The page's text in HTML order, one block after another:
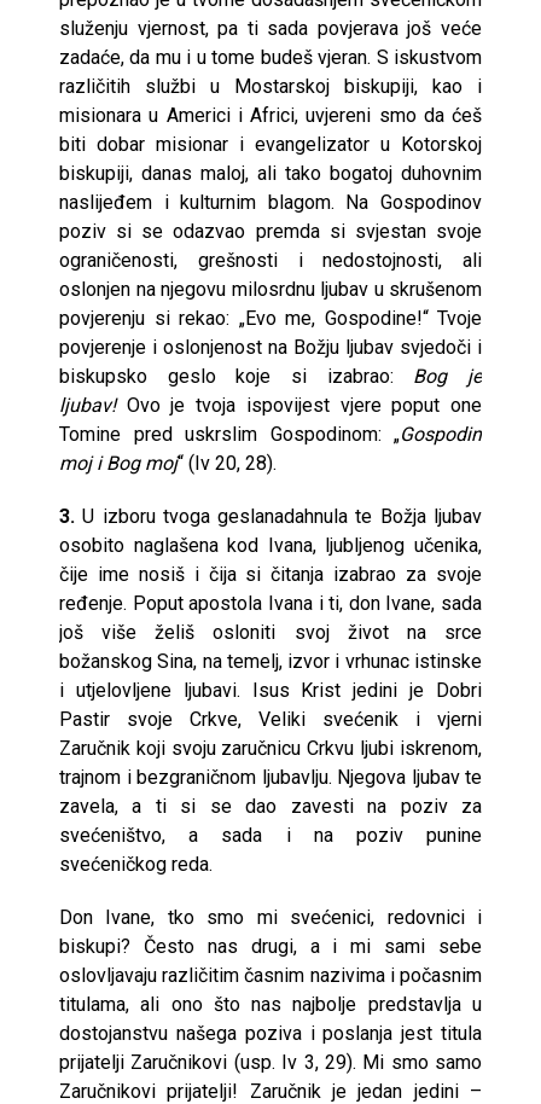
služenju vjernost, pa ti sada povjerava još veće
zadaće, da mu i u tome budeš vjeran. S iskustvom
različitih službi u Mostarskoj biskupiji, kao i
misionara u Americi i Africi, uvjereni smo da ćeš
biti dobar misionar i evangelizator u Kotorskoj
biskupiji, danas maloj, ali tako bogatoj duhovnim
naslijeđem i kulturnim blagom. Na Gospodinov
poziv si se odazvao premda si svjestan svoje
ograničenosti, grešnosti i nedostojnosti, ali
oslonjen na njegovu milosrdnu ljubav u skrušenom
povjerenju si rekao: „Evo me, Gospodine!“ Tvoje
povjerenje i oslonjenost na Božju ljubav svjedoči i
biskupsko geslo koje si izabrao: Bog je
ljubav!Ovo je tvoja ispovijest vjere poput one
Tomine pred uskrslim Gospodinom: „Gospodin
moj i Bog moj“ (Iv 20, 28).
3.U izboru tvoga geslanadahnula te Božja ljubav
osobito naglašena kod Ivana, ljubljenog učenika,
čije ime nosiš i čija si čitanja izabrao za svoje
ređenje. Poput apostola Ivana i ti, don Ivane, sada
još više želiš osloniti svoj život na srce
božanskog Sina, na temelj, izvor i vrhunac istinske
i utjelovljene ljubavi. Isus Krist jedini je Dobri
Pastir svoje Crkve, Veliki svećenik i vjerni
Zaručnik koji svoju zaručnicu Crkvu ljubi iskrenom,
trajnom i bezgraničnom ljubavlju. Njegova ljubav te
zavela, a ti si se dao zavesti na poziv za
svećeništvo, a sada i na poziv punine
svećeničkog reda.
Don Ivane, tko smo mi svećenici, redovnici i
biskupi? Često nas drugi, a i mi sami sebe
oslovljavaju različitim časnim nazivima i počasnim
titulama, ali ono što nas najbolje predstavlja u
dostojanstvu našega poziva i poslanja jest titula
prijatelji Zaručnikovi (usp. Iv 3, 29). Mi smo samo
Zaručnikovi prijatelji! Zaručnik je jedan jedini –